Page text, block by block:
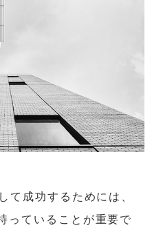
て成功するためには、
っていることが重要で